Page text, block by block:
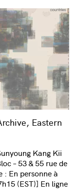
Eastern
Kang Kii
– 53 & 55 rue de
En personne à
(EST)] En ligne